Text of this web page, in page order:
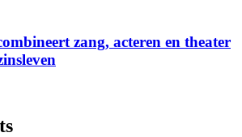
zang, acteren en theater